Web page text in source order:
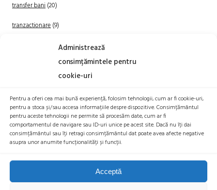
Administrează
consimțămintele pentru
cookie-uri
Pentru a oferi cea mai bună experiență, folosim tehnologii, cum ar fi cookie-uri,
pentru a stoca și/sau accesa informațiile despre dispozitive. Consimțământul
pentru aceste tehnologii ne permite să procesăm date, cum ar fi
comportamentul de navigare sau ID-uri unice pe acest site. Dacă nu îți dai
consimțământul sau îți retragi consimțământul dat poate avea afecte negative
asupra unor anumite funcționalități și funcții.
Acceptă
transfer bani(20)
tranzactionare(9)
(20)
TRANZACTIONEAZA